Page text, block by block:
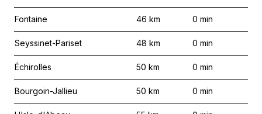
Fontaine 46 km 0 min
Seyssinet-Pariset 48 km 0 min
Échirolles 50 km 0 min
Bourgoin-Jallieu 50 km 0 min